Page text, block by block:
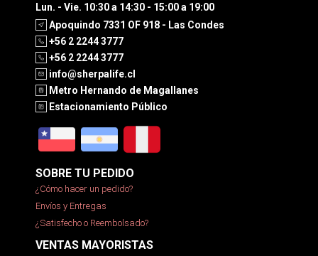
Lun. - Vie. 10:30 a 14:30 - 15:00 a 19:00
Apoquindo 7331 OF 918 - Las Condes
+56 2 2244 3777
+56 2 2244 3777
info@sherpalife.cl
Metro Hernando de Magallanes
Estacionamiento Público
SOBRE TU PEDIDO
¿Cómo hacer un pedido?
Envíos y Entregas
¿Satisfecho o Reembolsado?
VENTAS MAYORISTAS